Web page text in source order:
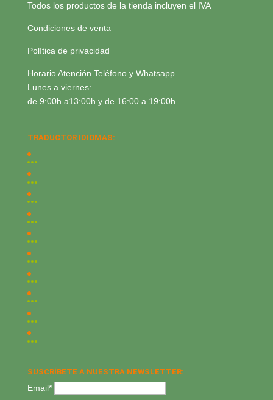
Todos los productos de la tienda incluyen el IVA
Condiciones de venta
Política de privacidad
Horario Atención Teléfono y Whatsapp
Lunes a viernes:
de 9:00h a13:00h y de 16:00 a 19:00h
TRADUCTOR IDIOMAS:
SUSCRÍBETE A NUESTRA NEWSLETTER:
Email*